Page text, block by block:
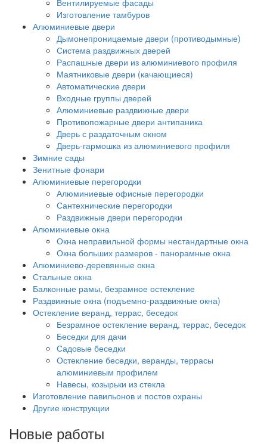
Вентилируемые фасады
Изготовление тамбуров
Алюминиевые двери
Дымонепроницаемые двери (противодымные)
Система раздвижных дверей
Распашные двери из алюминиевого профиля
Маятниковые двери (качающиеся)
Автоматические двери
Входные группы дверей
Алюминиевые раздвижные двери
Противопожарные двери антипаника
Дверь с раздаточным окном
Дверь-гармошка из алюминиевого профиля
Зимние сады
Зенитные фонари
Алюминиевые перегородки
Алюминиевые офисные перегородки
Сантехнические перегородки
Раздвижные двери перегородки
Алюминиевые окна
Окна неправильной формы нестандартные окна
Окна больших размеров - панорамные окна
Алюминиево-деревянные окна
Стальные окна
Балконные рамы, безрамное остекление
Раздвижные окна (подъемно-раздвижные окна)
Остекление веранд, террас, беседок
Безрамное остекление веранд, террас, беседок
Беседки для дачи
Садовые беседки
Остекление беседки, веранды, террасы
алюминиевым профилем
Навесы, козырьки из стекла
Изготовление павильонов и постов охраны
Другие конструкции
Новые работы